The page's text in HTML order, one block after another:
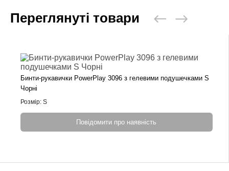
Переглянуті товари
Бинти-рукавички PowerPlay 3096 з гелевими подушечками S
Чорні
Розмір: S
Повідомити про наявність